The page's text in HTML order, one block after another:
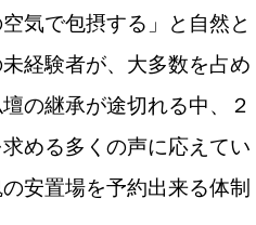
気で包摂する」と自然と
経験者が、大多数を占め
の継承が途切れる中、２
める多くの声に応えてい
安置場を予約出来る体制